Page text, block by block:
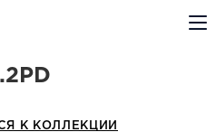
К КОЛЛЕКЦИИ